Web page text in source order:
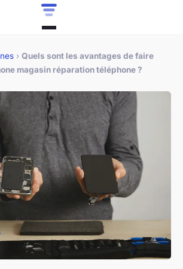
› Quels sont les avantages de faire
magasin réparation téléphone ?